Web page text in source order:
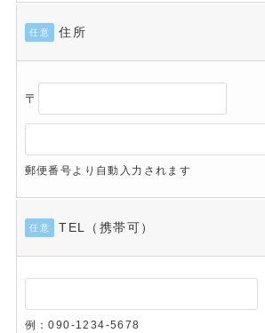
任意 住所
〒
郵便番号より自動入力されます
任意 TEL（携帯可）
例：090-1234-5678